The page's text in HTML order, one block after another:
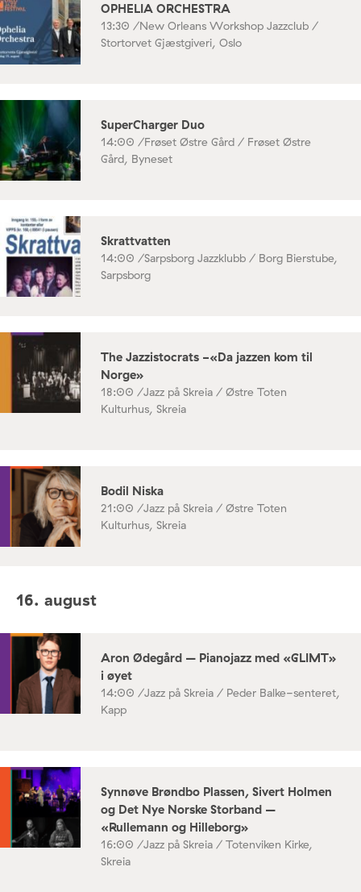
OPHELIA ORCHESTRA
13:30 /New Orleans Workshop Jazzclub /
Stortorvet Gjæstgiveri, Oslo
SuperCharger Duo
14:00 /Frøset Østre Gård / Frøset Østre
Gård, Byneset
Skrattvatten
14:00 /Sarpsborg Jazzklubb / Borg Bierstube,
Sarpsborg
The Jazzistocrats -«Da jazzen kom til
Norge»
18:00 /Jazz på Skreia / Østre Toten
Kulturhus, Skreia
Bodil Niska
21:00 /Jazz på Skreia / Østre Toten
Kulturhus, Skreia
16. august
Aron Ødegård – Pianojazz med «GLIMT»
i øyet
14:00 /Jazz på Skreia / Peder Balke-senteret,
Kapp
Synnøve Brøndbo Plassen, Sivert Holmen
og Det Nye Norske Storband –
«Rullemann og Hilleborg»
16:00 /Jazz på Skreia / Totenviken Kirke,
Skreia